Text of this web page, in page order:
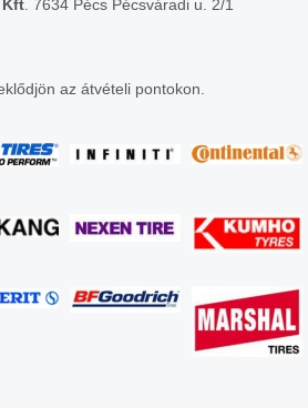
Kft . 7634 Pécs Pécsváradi u. 2/1
az átvételi pontokon.